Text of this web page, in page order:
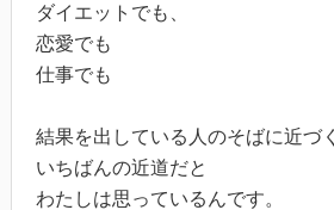
ダイエットでも、
恋愛でも
仕事でも
結果を出している人のそばに近づ
いちばんの近道だと
わたしは思っているんです。